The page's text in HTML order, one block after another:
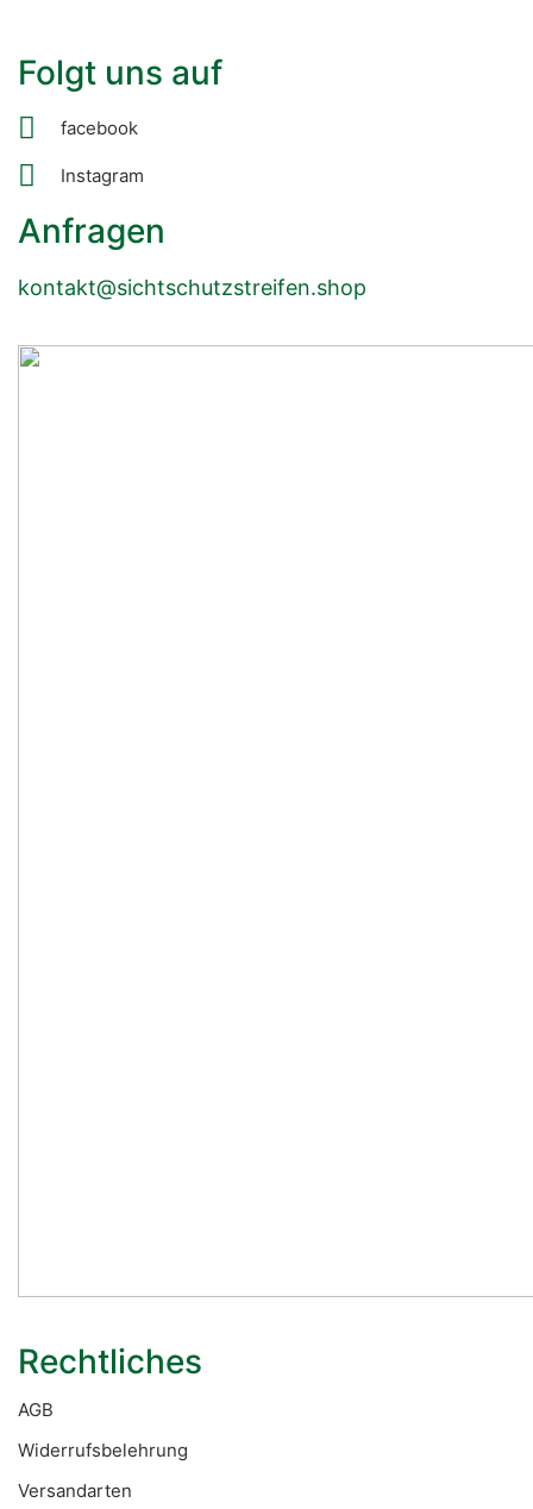
Folgt uns auf
facebook
Instagram
Anfragen
kontakt@sichtschutzstreifen.shop
Rechtliches
AGB
Widerrufsbelehrung
Versandarten